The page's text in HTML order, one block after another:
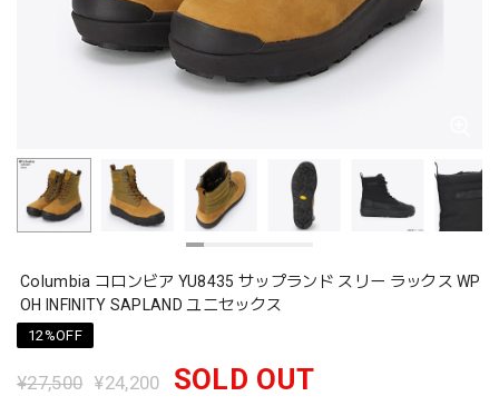
Columbia コロンビア YU8435 サップランド スリー ラックス WP
OH INFINITY SAPLAND ユニセックス
12%OFF
¥27,500 ¥24,200 SOLD OUT